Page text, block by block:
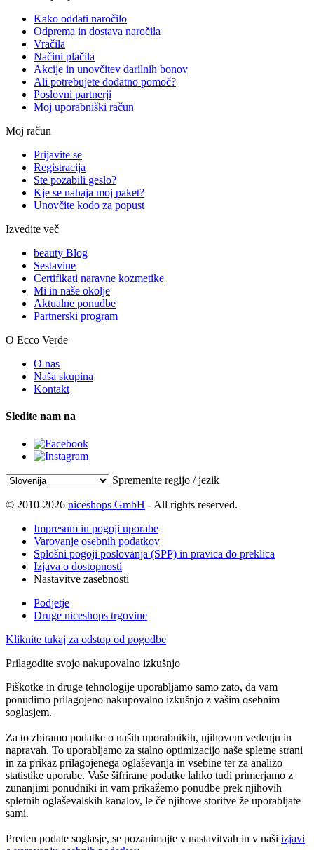
Kako oddati naročilo
Odprema in dostava naročila
Vračila
Načini plačila
Akcije in unovčitev darilnih bonov
Ali potrebujete dodatno pomoč?
Poslovni partnerji
Moj uporabniški račun
Moj račun
Prijavite se
Registracija
Ste pozabili geslo?
Kje se nahaja moj paket?
Unovčite kodo za popust
Izvedite več
beauty Blog
Sestavine
Certifikati naravne kozmetike
Mi in naše okolje
Aktualne ponudbe
Partnerski program
O Ecco Verde
O nas
Naša skupina
Kontakt
Sledite nam na
Spremenite regijo / jezik
© 2010-2026 niceshops GmbH - All rights reserved.
Impresum in pogoji uporabe
Varovanje osebnih podatkov
Splošni pogoji poslovanja (SPP) in pravica do preklica
Izjava o dostopnosti
Nastavitve zasebnosti
Podjetje
Druge niceshops trgovine
Kliknite tukaj za odstop od pogodbe
Prilagodite svojo nakupovalno izkušnjo
Piškotke in druge tehnologije uporabljamo samo zato, da vam
ponudimo prilagojeno nakupovalno izkušnjo z vašim osebnim
soglasjem.
Za to zbiramo podatke o naših uporabnikih, njihovem vedenju in
napravah. To uporabljamo za stalno optimizacijo naše spletne strani
in za prikaz prilagojenega oglaševanja in vsebine ter za analizo
statistike uporabe. Vaše šifrirane podatke lahko tudi primerjamo z
zunanjimi ponudniki in vam prikažemo ponudbe prek njihovih
spletnih oglaševalskih kanalov, le če njihove storitve že uporabljate
sami.
Preden podate soglasje, se pozanimajte v nastavitvah in v naši izjavi